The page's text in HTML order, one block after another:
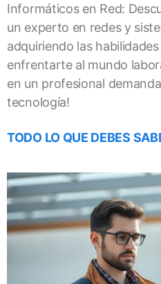
Informáticos en Red:
un experto en redes y
adquiriendo las
enfrentarte al mundo
en un profesional
tecnología!
TODO LO QUE DEBES